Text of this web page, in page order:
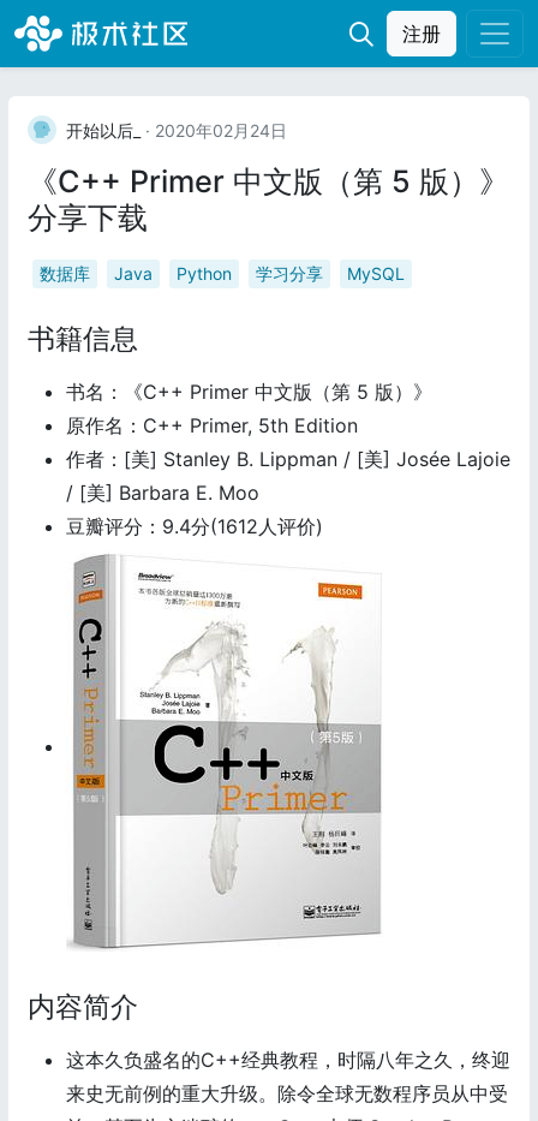
注册
开始以后_ · 2020年02月24日
《C++ Primer 中文版（第 5 版）》
分享下载
数据库 Java Python 学习分享 MySQL
书籍信息
书名：《C++ Primer 中文版（第 5 版）》
原作名：C++ Primer, 5th Edition
作者：[美] Stanley B. Lippman / [美] Josée Lajoie
/ [美] Barbara E. Moo
豆瓣评分：9.4分(1612人评价)
内容简介
这本久负盛名的C++经典教程，时隔八年之久，终迎
来史无前例的重大升级。除令全球无数程序员从中受